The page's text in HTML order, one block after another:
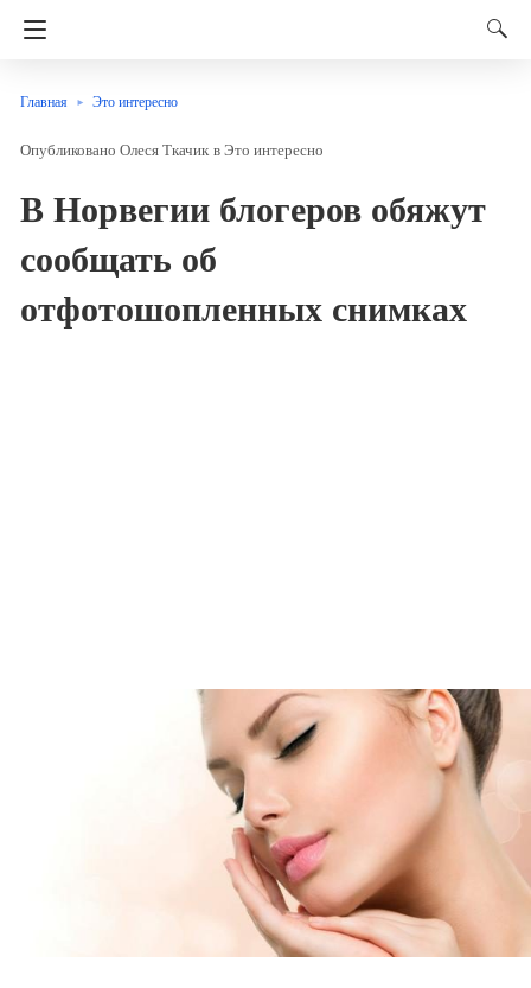
Главная Это интересно
Олеся Ткачик в Это интересно
В Норвегии блогеров обяжут
сообщать об
отфотошопленных снимках